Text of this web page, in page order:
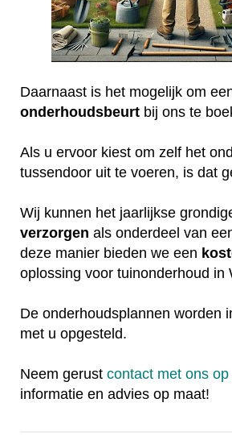
Daarnaast is het mogelijk om
onderhoudsbeurt bij ons te
Als u ervoor kiest om zelf het
tussendoor uit te voeren, is dat
Wij kunnen het jaarlijkse
verzorgen als onderdeel van
deze manier bieden we een
oplossing voor tuinonderhoud in
De onderhoudsplannen worden
met u opgesteld.
Neem gerust contact met ons op
informatie en advies op maat!